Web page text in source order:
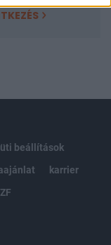
beállítások
karrier